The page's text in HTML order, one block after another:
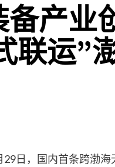
产业
联运”
29日，国内首条跨渤